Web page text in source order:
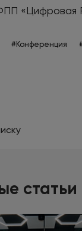
«Цифровая
#Конференция
статьи